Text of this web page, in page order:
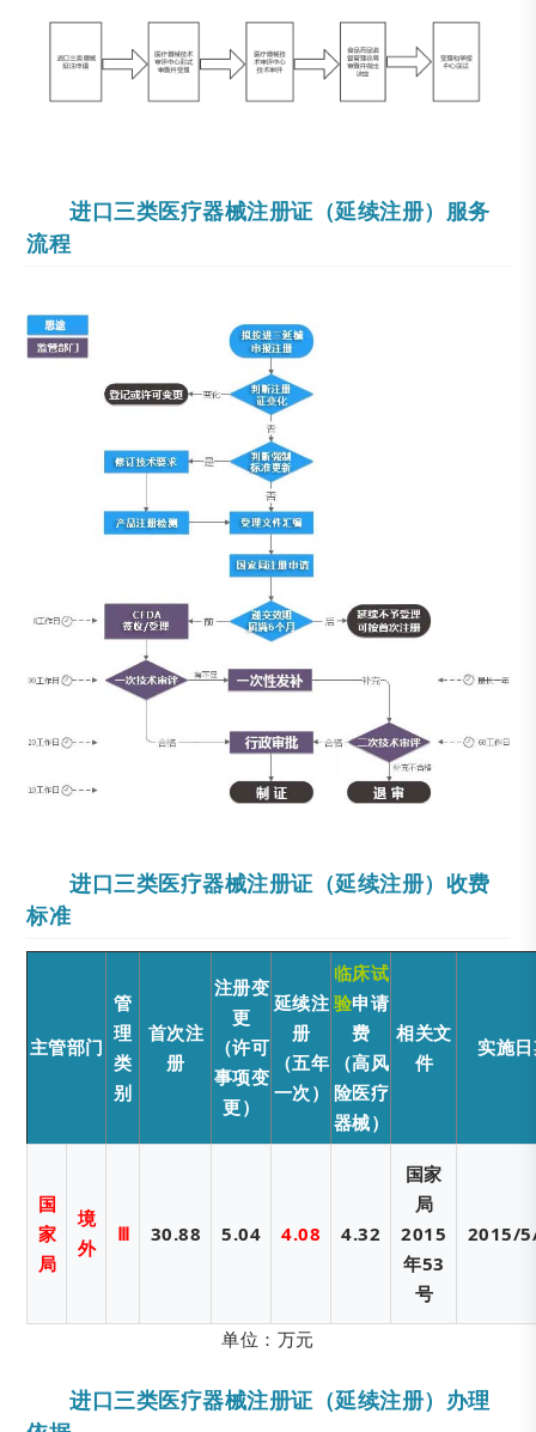
进口三类医疗器械注册证（延续注册）服务
流程
进口三类医疗器械注册证（延续注册）收费
标准
主管部门
管
理
类
别
首次注
册
注册变
更
（许可
事项变
更）
延续注
册
（五年
一次）
临床试
验申请
费
（高风
险医疗
器械）
相关文
件
实施
国
家
局
境
外
Ⅲ 30.88 5.04 4.08 4.32
国家
局
2015
年53
号
2015/
单位：万元
进口三类医疗器械注册证（延续注册）办理